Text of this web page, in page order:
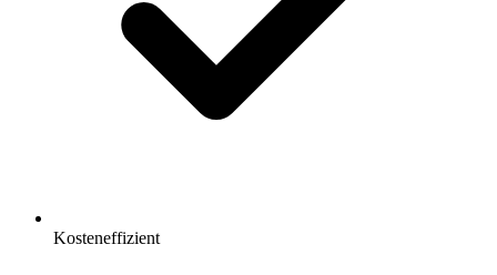
Kosteneffizient